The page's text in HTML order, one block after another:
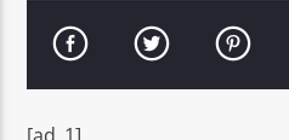
Señal FM